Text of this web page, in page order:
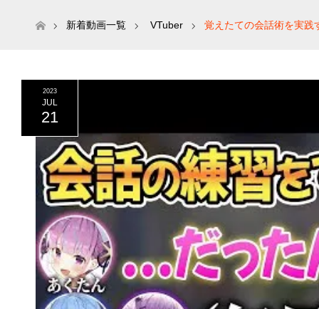
ホーム新着動画一覧 VTuber 覚えたての会話術を実践
2023
JUL
21